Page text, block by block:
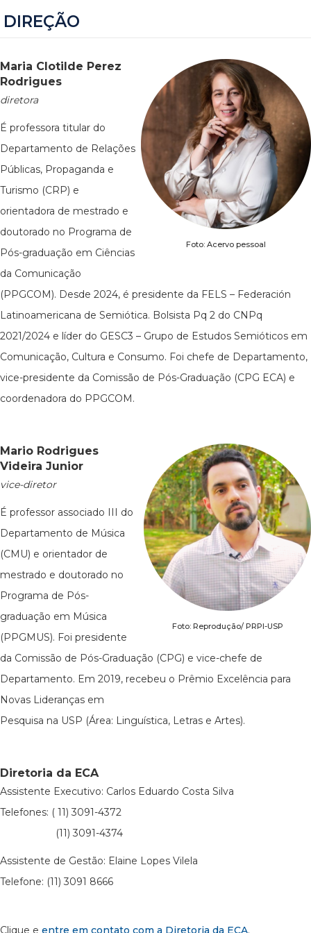
DIREÇÃO
Foto: Acervo pessoal
Maria Clotilde Perez
Rodrigues
diretora
É professora titular do
Departamento de Relações
Públicas, Propaganda e
Turismo (CRP) e
orientadora de mestrado e
doutorado no Programa de
Pós-graduação em Ciências
da Comunicação
(PPGCOM). Desde 2024, é presidente da FELS – Federación
Latinoamericana de Semiótica. Bolsista Pq 2 do CNPq
2021/2024 e líder do GESC3 – Grupo de Estudos Semióticos em
Comunicação, Cultura e Consumo. Foi chefe de Departamento,
vice-presidente da Comissão de Pós-Graduação (CPG ECA) e
coordenadora do PPGCOM.
Foto: Reprodução/ PRPI-USP
Mario Rodrigues
Videira Junior
vice-diretor
É professor associado III do
Departamento de Música
(CMU) e orientador de
mestrado e doutorado no
Programa de Pós-
graduação em Música
(PPGMUS). Foi presidente
da Comissão de Pós-Graduação (CPG) e vice-chefe de
Departamento. Em 2019, recebeu o Prêmio Excelência para
Novas Lideranças em
Pesquisa na USP (Área: Linguística, Letras e Artes).
Diretoria da ECA
Assistente Executivo: Carlos Eduardo Costa Silva
Telefones: ( 11) 3091-4372
(11) 3091-4374
Assistente de Gestão: Elaine Lopes Vilela
Telefone: (11) 3091 8666
Clique e entre em contato com a Diretoria da ECA.